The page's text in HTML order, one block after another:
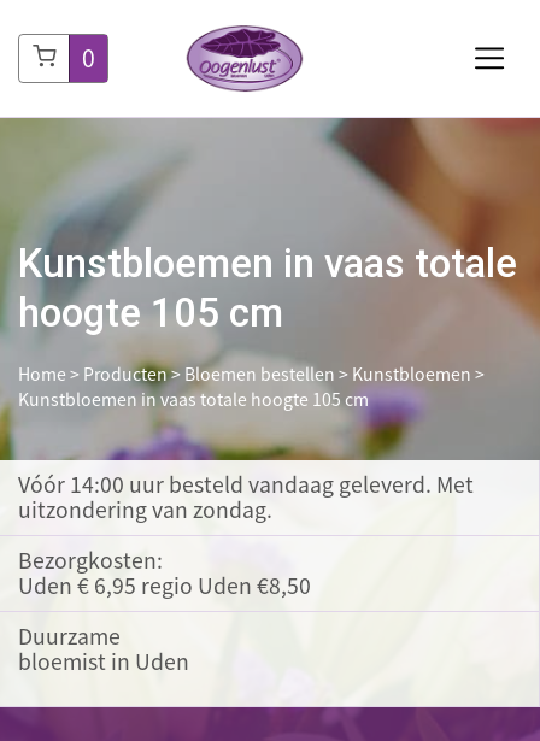
0
Kunstbloemen in vaas totale
hoogte 105 cm
Home> Producten>Bloemen bestellen>Kunstbloemen>
Kunstbloemen in vaas totale hoogte 105 cm
Vóór 14:00 uur besteldvandaag geleverd. Met
uitzondering van zondag.
Bezorgkosten:
Uden € 6,95 regio Uden €8,50
Duurzame
bloemist in Uden